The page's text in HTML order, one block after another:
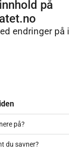
på
endringer på
på?
du savner?